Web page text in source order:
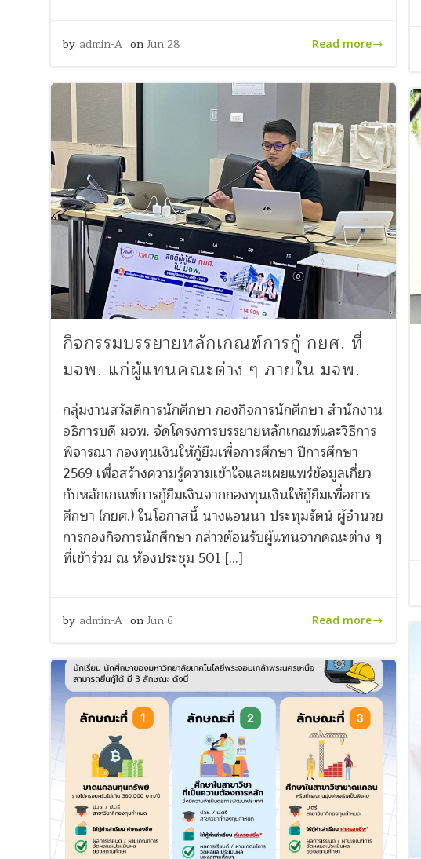
by admin-A on Jun 28 Read more
กิจกรรมบรรยายหลักเกณฑ์การกู้ กยศ. ที่
มจพ. แก่ผู้แทนคณะต่าง ๆ ภายใน มจพ.
กลุ่มงานสวัสดิการนักศึกษา กองกิจการนักศึกษา สำนักงาน
อธิการบดี มจพ. จัดโครงการบรรยายหลักเกณฑ์และวิธีการ
พิจารณา กองทุนเงินให้กู้ยืมเพื่อการศึกษา ปีการศึกษา
2569 เพื่อสร้างความรู้ความเข้าใจและเผยแพร่ข้อมูลเกี่ยว
กับหลักเกณฑ์การกู้ยืมเงินจากกองทุนเงินให้กู้ยืมเพื่อการ
ศึกษา (กยศ.) ในโอกาสนี้ นางแอนนา ประทุมรัตน์ ผู้อำนวย
การกองกิจการนักศึกษา กล่าวต้อนรับผู้แทนจากคณะต่าง ๆ
ที่เข้าร่วม ณ ห้องประชุม 501 […]
by admin-A on Jun 6 Read more